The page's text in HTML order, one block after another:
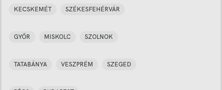
KECSKEMÉT SZÉKESFEHÉRVÁR
GYŐR MISKOLC SZOLNOK
TATABÁNYA VESZPRÉM SZEGED